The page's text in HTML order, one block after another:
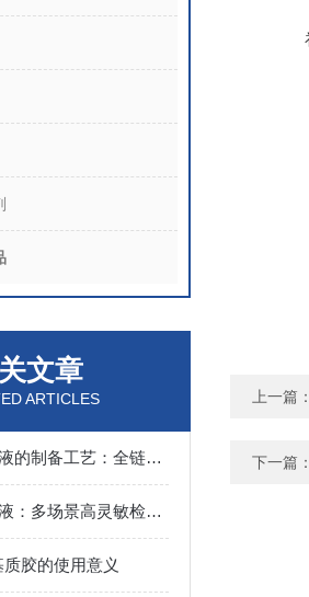
文章
ARTICLES
Millipore发光液的制备工艺：全链路质控保障检测性能稳定
Millipore发光液：多场景高灵敏检测的核心试剂支撑
胶的使用意义
上一篇
下一篇